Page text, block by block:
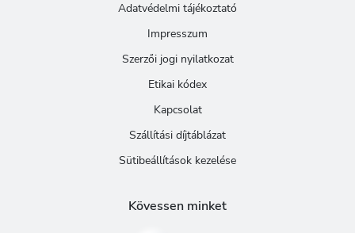
Adatvédelmi tájékoztató
Impresszum
Szerzői jogi nyilatkozat
Etikai kódex
Kapcsolat
Szállítási díjtáblázat
Sütibeállítások kezelése
Kövessen minket